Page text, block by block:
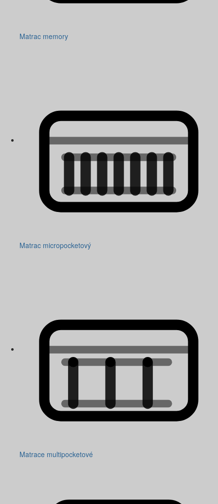
Matrac memory
Matrac micropocketový
Matrace multipocketové